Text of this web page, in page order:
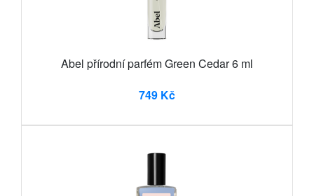
Abel přírodní parfém Green Cedar 6 ml
749 Kč